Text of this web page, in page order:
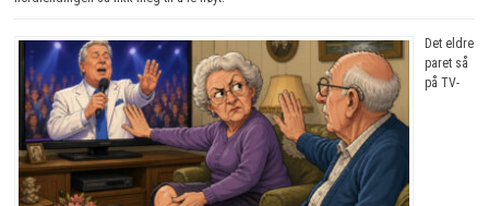
Det eldre
paret så
på TV-